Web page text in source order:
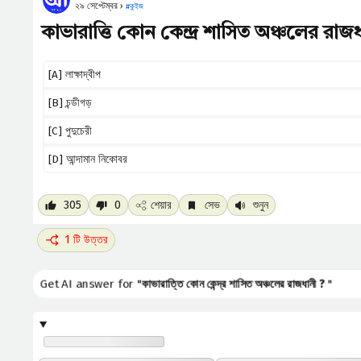
২৯ সেপ্টেম্বর › #কুইজ
কাভারাত্তি কোন কেন্দ্র শাসিত অঞ্চলের
[A] লাক্ষাদ্বীপ
[B] চন্ডীগড়
[C] পুদুচেরী
[D] আন্দামান নিকোবর
305 0 শেয়ার সেভ শুনুন
1 টি উত্তর
Get AI answer for "কাভারাত্তি কোন কেন্দ্র শাসিত অঞ্চলের রাজধানী ?"